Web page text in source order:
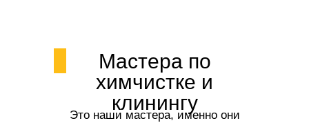
Мастера по
химчистке и
клинингу
Это наши мастера, именно они